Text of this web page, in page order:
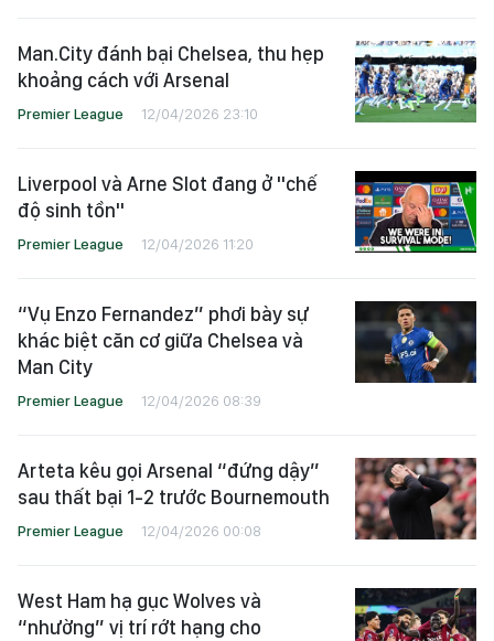
Man.City đánh bại Chelsea, thu hẹp
khoảng cách với Arsenal
Premier League 12/04/2026 23:10
Liverpool và Arne Slot đang ở "chế
độ sinh tồn"
Premier League 12/04/2026 11:20
“Vụ Enzo Fernandez” phơi bày sự
khác biệt căn cơ giữa Chelsea và
Man City
Premier League 12/04/2026 08:39
Arteta kêu gọi Arsenal “đứng dậy”
sau thất bại 1-2 trước Bournemouth
Premier League 12/04/2026 00:08
West Ham hạ gục Wolves và
“nhường” vị trí rớt hạng cho